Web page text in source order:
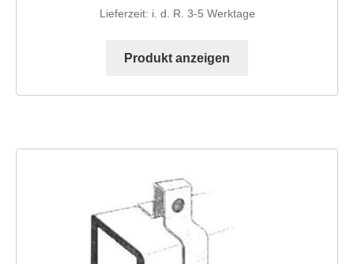
Lieferzeit: i. d. R. 3-5 Werktage
Produkt anzeigen